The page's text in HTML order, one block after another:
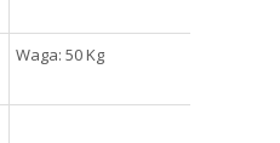
Waga: 50 Kg